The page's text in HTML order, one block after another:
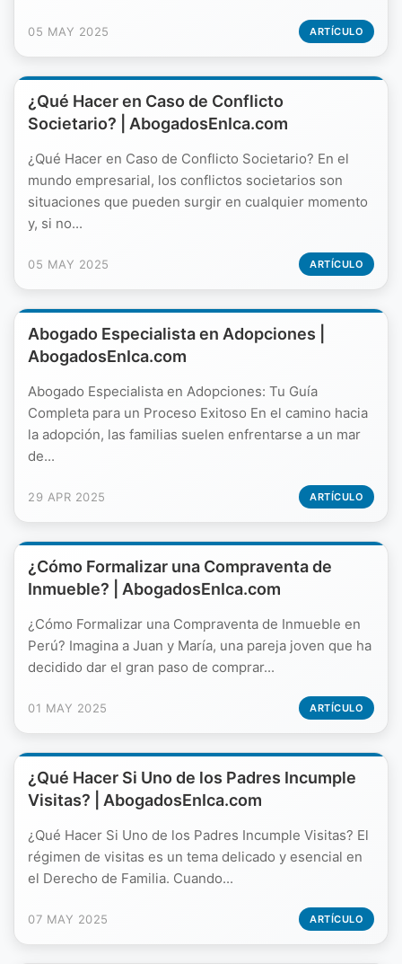
05 MAY 2025 ARTÍCULO
¿Qué Hacer en Caso de Conflicto
Societario? | AbogadosEnIca.com
¿Qué Hacer en Caso de Conflicto Societario? En el
mundo empresarial, los conflictos societarios son
situaciones que pueden surgir en cualquier momento
y, si no...
05 MAY 2025 ARTÍCULO
Abogado Especialista en Adopciones |
AbogadosEnIca.com
Abogado Especialista en Adopciones: Tu Guía
Completa para un Proceso Exitoso En el camino hacia
la adopción, las familias suelen enfrentarse a un mar
de...
29 APR 2025 ARTÍCULO
¿Cómo Formalizar una Compraventa de
Inmueble? | AbogadosEnIca.com
¿Cómo Formalizar una Compraventa de Inmueble en
Perú? Imagina a Juan y María, una pareja joven que ha
decidido dar el gran paso de comprar...
01 MAY 2025 ARTÍCULO
¿Qué Hacer Si Uno de los Padres Incumple
Visitas? | AbogadosEnIca.com
¿Qué Hacer Si Uno de los Padres Incumple Visitas? El
régimen de visitas es un tema delicado y esencial en
el Derecho de Familia. Cuando...
07 MAY 2025 ARTÍCULO